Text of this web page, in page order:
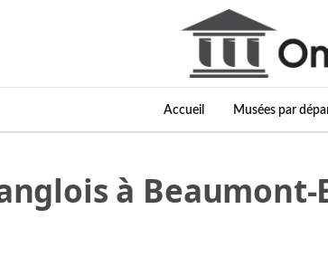
Accueil Musées par
à Beaumont-